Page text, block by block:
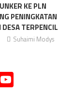
KE PLN
PENINGKATAN
TERPENCIL
Suhaimi Modys
YouTube